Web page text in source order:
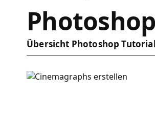
Übersicht Photoshop